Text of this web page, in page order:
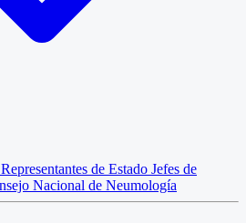
Representantes de Estado Jefes de
Nacional de Neumología